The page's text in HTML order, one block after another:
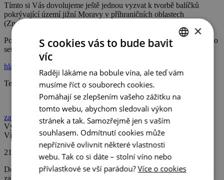
Tímto si Vás dovolujeme ještě jednou vyzvat k tvorbě balíčků
pokrývající území jižní Moravy v příhraničních oblastech
(Znojemsko a Podyjí, Lednicko-valtický areál).
Pokud máte zájem o bližší informace nebo se chcete účastnit našeho
setkání k tvorbě balíčků, kontaktujte Moniku Hlávkovou:
hlavkova@ccrjm.cz
Tel.: +420 542 210 088
zavřít
Výzva k tvorbě balíčků pro projekt EUREGIOtour.net
Více informací
21.7.2009
Dovolujeme si vyzvat zástupce cestovních kanceláří a ubytovacích
zařízení k tvorbě balíčků na území jižní Moravy, které bychom
ENGLISH
×
S cookies vás to bude bavit
víc
Raději lákáme na bobule vína, ale teď vám
musíme říct o souborech cookies.
Pomáhají se zlepšením vašeho zážitku na
tomto webu, abychom sledovali výkon
stránek a tak. Samozřejmě jen s vaším
souhlasem. Odmítnutí cookies může
nepříznivě ovlivnit některé vlastnosti
webu. Tak co si dáte – stolní víno nebo
přívlastkové se vší parádou? Více o cookies